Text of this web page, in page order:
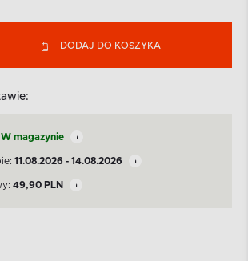
DODAJ DO KOSZYKA
W magazynie
11.08.2026 - 14.08.2026
49,90 PLN